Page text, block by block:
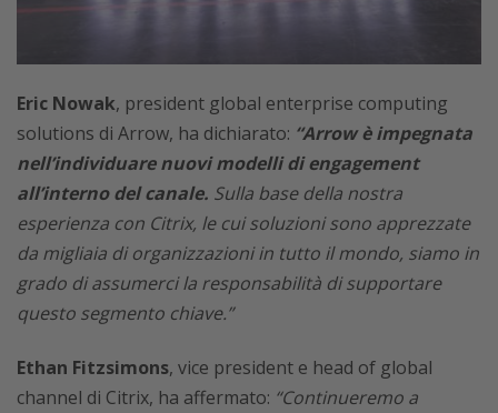
Eric Nowak, president global enterprise computing
solutions di Arrow, ha dichiarato: “Arrow è impegnata
nell’individuare nuovi modelli di engagement
all’interno del canale. Sulla base della nostra
esperienza con Citrix, le cui soluzioni sono apprezzate
da migliaia di organizzazioni in tutto il mondo, siamo in
grado di assumerci la responsabilità di supportare
questo segmento chiave.”
Ethan Fitzsimons, vice president e head of global
channel di Citrix, ha affermato: “Continueremo a